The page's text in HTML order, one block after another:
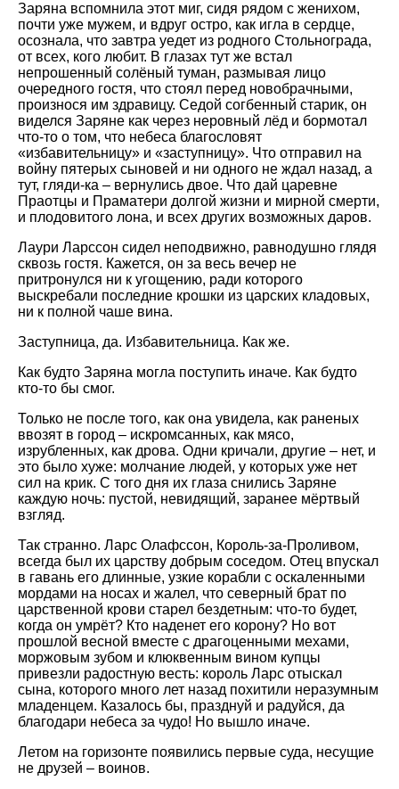
Заряна вспомнила этот миг, сидя рядом с женихом,
почти уже мужем, и вдруг остро, как игла в сердце,
осознала, что завтра уедет из родного Стольнограда,
от всех, кого любит. В глазах тут же встал
непрошенный солёный туман, размывая лицо
очередного гостя, что стоял перед новобрачными,
произнося им здравицу. Седой согбенный старик, он
виделся Заряне как через неровный лёд и бормотал
что-то о том, что небеса благословят
«избавительницу» и «заступницу». Что отправил на
войну пятерых сыновей и ни одного не ждал назад, а
тут, гляди-ка – вернулись двое. Что дай царевне
Праотцы и Праматери долгой жизни и мирной смерти,
и плодовитого лона, и всех других возможных даров.
Лаури Ларссон сидел неподвижно, равнодушно глядя
сквозь гостя. Кажется, он за весь вечер не
притронулся ни к угощению, ради которого
выскребали последние крошки из царских кладовых,
ни к полной чаше вина.
Заступница, да. Избавительница. Как же.
Как будто Заряна могла поступить иначе. Как будто
кто-то бы смог.
Только не после того, как она увидела, как раненых
ввозят в город – искромсанных, как мясо,
изрубленных, как дрова. Одни кричали, другие – нет, и
это было хуже: молчание людей, у которых уже нет
сил на крик. С того дня их глаза снились Заряне
каждую ночь: пустой, невидящий, заранее мёртвый
взгляд.
Так странно. Ларс Олафссон, Король-за-Проливом,
всегда был их царству добрым соседом. Отец впускал
в гавань его длинные, узкие корабли с оскаленными
мордами на носах и жалел, что северный брат по
царственной крови старел бездетным: что-то будет,
когда он умрёт? Кто наденет его корону? Но вот
прошлой весной вместе с драгоценными мехами,
моржовым зубом и клюквенным вином купцы
привезли радостную весть: король Ларс отыскал
сына, которого много лет назад похитили неразумным
младенцем. Казалось бы, празднуй и радуйся, да
благодари небеса за чудо! Но вышло иначе.
Летом на горизонте появились первые суда, несущие
не друзей – воинов.